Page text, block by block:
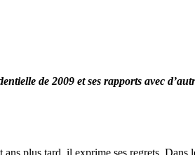
de 2009 et ses rapports avec
plus tard, il exprime ses regrets. Dans